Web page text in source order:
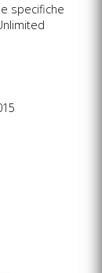
specifiche